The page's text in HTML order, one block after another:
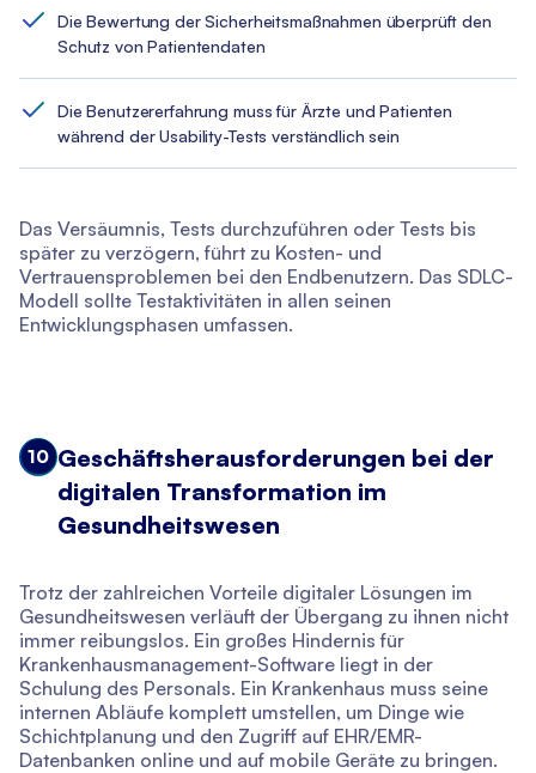
Die Bewertung der Sicherheitsmaßnahmen überprüft den
Schutz von Patientendaten
Die Benutzererfahrung muss für Ärzte und Patienten
während der Usability-Tests verständlich sein
Das Versäumnis, Tests durchzuführen oder Tests bis
später zu verzögern, führt zu Kosten- und
Vertrauensproblemen bei den Endbenutzern. Das SDLC-
Modell sollte Testaktivitäten in allen seinen
Entwicklungsphasen umfassen.
10 Geschäftsherausforderungen bei der
digitalen Transformation im
Gesundheitswesen
Trotz der zahlreichen Vorteile digitaler Lösungen im
Gesundheitswesen verläuft der Übergang zu ihnen nicht
immer reibungslos. Ein großes Hindernis für
Krankenhausmanagement-Software liegt in der
Schulung des Personals. Ein Krankenhaus muss seine
internen Abläufe komplett umstellen, um Dinge wie
Schichtplanung und den Zugriff auf EHR/EMR-
Datenbanken online und auf mobile Geräte zu bringen.